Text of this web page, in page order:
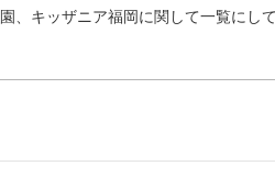
園、キッザニア福岡に関して一覧にし
お仕事体験記、料金等に関係する予約